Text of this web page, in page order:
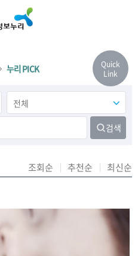
누리 PICK
검색
조회순 추천순 최신순
Quick
Link